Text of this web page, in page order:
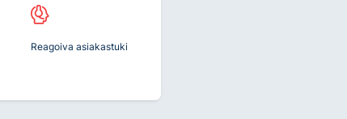
Reagoiva asiakastuki